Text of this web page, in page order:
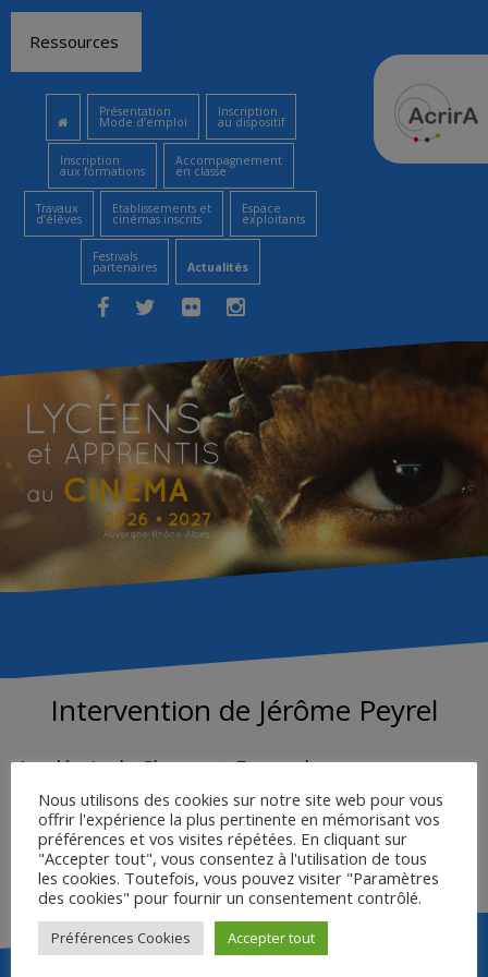
contenu
Ressources
Présentation
Mode d’emploi
Inscription
au dispositif
Inscription
aux formations
Accompagnement
en classe
Travaux
d’élèves
Etablissements et
cinémas inscrits
Espace
exploitants
Festivals
partenaires Actualités
Intervention de Jérôme Peyrel
Académie de Clermont-Ferrand
DÉCOUPAGE DE LA SÉQUENCE LE SUD
ANALYSE DE L’AFFICHE
Nous utilisons des cookies sur notre site web pour vous
offrir l'expérience la plus pertinente en mémorisant vos
préférences et vos visites répétées. En cliquant sur
"Accepter tout", vous consentez à l'utilisation de tous
les cookies. Toutefois, vous pouvez visiter "Paramètres
des cookies" pour fournir un consentement contrôlé.
Préférences Cookies Accepter tout